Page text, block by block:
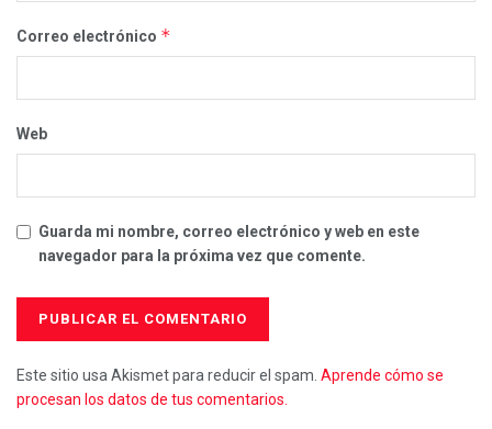
Correo electrónico *
Web
Guarda mi nombre, correo electrónico y web en este
navegador para la próxima vez que comente.
Este sitio usa Akismet para reducir el spam. Aprende cómo se
procesan los datos de tus comentarios.